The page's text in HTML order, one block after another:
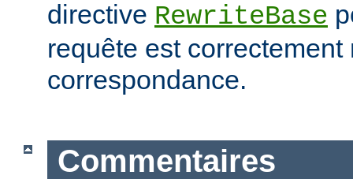
directive RewriteBase
requête est correctement
correspondance.
Commentaires